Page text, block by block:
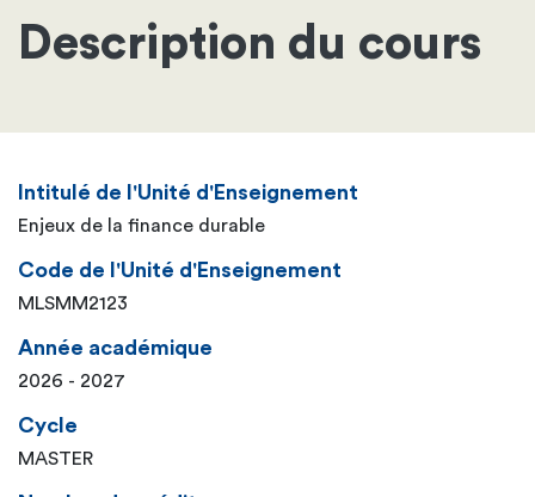
d'Ariane
Description du cours
Intitulé de l'Unité d'Enseignement
Enjeux de la finance durable
Code de l'Unité d'Enseignement
MLSMM2123
Année académique
2026 - 2027
Cycle
MASTER